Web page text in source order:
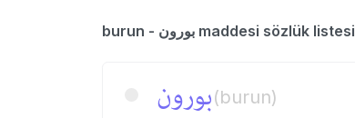
burun - بورون maddesi sözlük listesi
بورون(burun)